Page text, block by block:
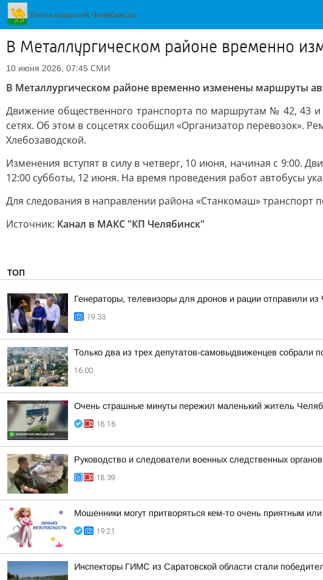
В Металлургическом районе временно
10 июня 2026, 07:45 СМИ
В Металлургическом районе временно изменены маршруты
Движение общественного транспорта по маршрутам № 42, 43 и
сетях. Об этом в соцсетях сообщил «Организатор перевозок».
Хлебозаводской.
Изменения вступят в силу в четверг, 10 июня, начиная с 9:00.
12:00 субботы, 12 июня. На время проведения работ автобусы
Для следования в направлении района «Станкомаш» транспорт
Источник: Канал в МАКС "КП Челябинск"
ТОП
Генераторы, телевизоры для дронов и рации отправили
19:33
Только два из трех депутатов-самовыдвиженцев собрали
16:00
Очень страшные минуты пережил маленький житель
18:16
Руководство и следователи военных следственных
18:39
Мошенники могут притворяться кем-то очень приятным
19:21
Инспекторы ГИМС из Саратовской области стали